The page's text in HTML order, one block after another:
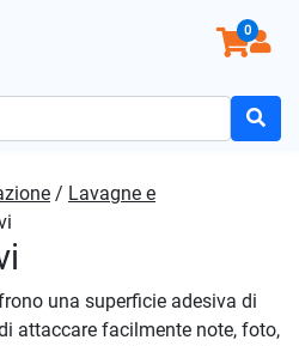
0
/ Lavagne e
una superficie adesiva di
attaccare facilmente note, foto,